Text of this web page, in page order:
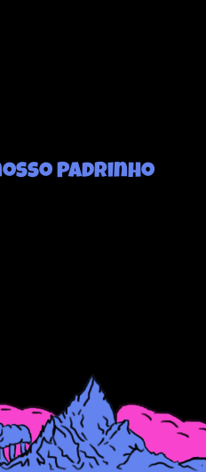
Padrinho